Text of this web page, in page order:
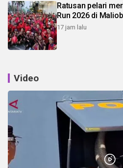
Ratusan pelari
Run 2026 di
17 jam lalu
Video